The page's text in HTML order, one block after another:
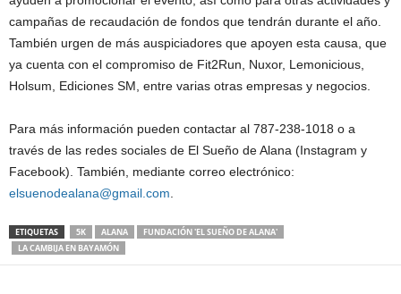
campañas de recaudación de fondos que tendrán durante el año.
También urgen de más auspiciadores que apoyen esta causa, que
ya cuenta con el compromiso de Fit2Run, Nuxor, Lemonicious,
Holsum, Ediciones SM, entre varias otras empresas y negocios.
Para más información pueden contactar al 787-238-1018 o a
través de las redes sociales de El Sueño de Alana (Instagram y
Facebook). También, mediante correo electrónico:
elsuenodealana@gmail.com
ETIQUETAS 5K ALANA
FUNDACIÓN 'EL SUEÑO DE ALANA'
LA CAMBIJA EN BAYAMÓN